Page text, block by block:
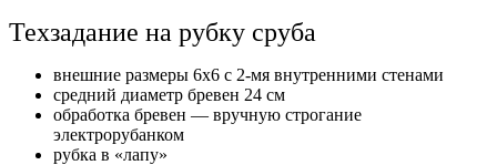
Техзадание на рубку сруба
внешние размеры 6х6 с 2-мя внутренними стенами
средний диаметр бревен 24 см
обработка бревен — вручную строгание
электрорубанком
рубка в «лапу»